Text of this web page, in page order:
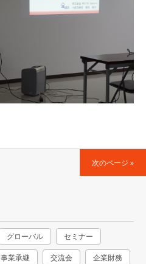
次のページ »
グローバル セミナー
事業承継 交流会 企業財務